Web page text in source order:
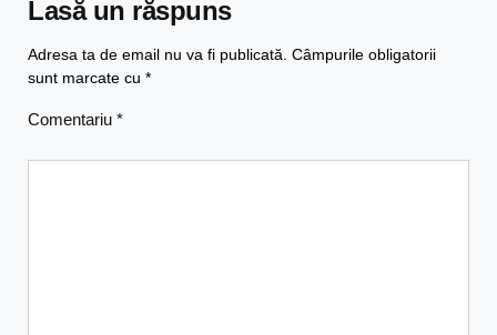
Lasă un răspuns
Adresa ta de email nu va fi publicată. Câmpurile obligatorii
sunt marcate cu *
Comentariu *